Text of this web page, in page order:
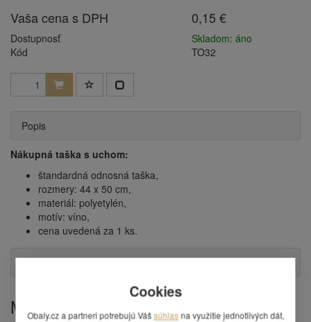
Vaša cena s DPH
0,15 €
Dostupnosť
Skladom: áno
Kód
TO32
Popis
Nákupná taška s uchom:
štandardná odnosná taška,
rozmery: 44 x 50 cm,
materiál: polyetylén,
motív: víno,
cena uvedená za 1 ks.
Otázka
Mohlo by Vás zaujímať
Cookies
Obaly.cz a partneri potrebujú Vášsúhlas na využitie jednotlivých dát,